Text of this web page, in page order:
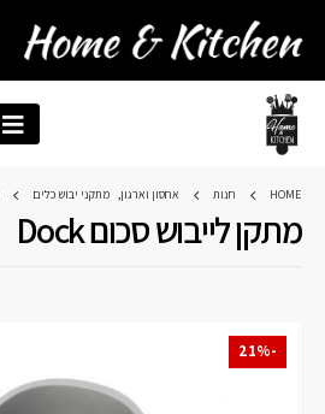
HOME חנות אחסון וארגון, מתקני יבוש כלים
מתקן לייבוש סכום Dock
-21%